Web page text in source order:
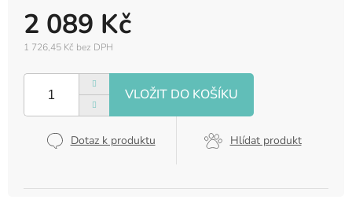
2 089 Kč
1 726,45 Kč bez DPH
cena:
Dotaz k produktu Hlídat produkt